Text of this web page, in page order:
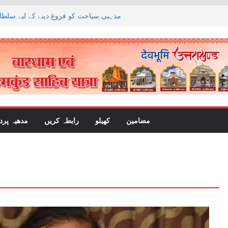
مذہبی سیاحت کو فروغ دینے کے لیے
کا الزام لگاتے ہوئے اس
جگن موہن ریڈی کے دوروں پر سخت
وزیر اعلیٰ سی جوزف وجے نے وزیر اعظم
کر نچلے دریا کی ریاستوں کے حقوق پر
مدھیہ رابطہ کریں کھیلو مضامین